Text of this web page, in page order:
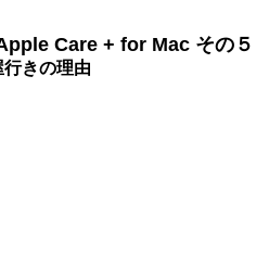
Care + for Mac その５
きの理由